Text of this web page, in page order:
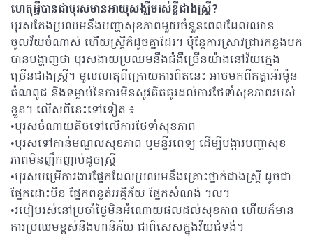
ហេតុអ្វីបានជាបុរសមានអាយុសង្ឃឹមរស់ខ្លីជាងស្រ្តី?
បុរសតែងប្រឈមនឹងបញ្ហាសុខភាពមួយចំនួនពេលដែលឈាន
ចូលវ័យចំណាស់ ហើយស្រ្តីក៏ដូចគ្នាដែរ។ ប៉ុន្តែការស្រាវជ្រាវកន្លងមក
បានបង្ហាញថា បុរសងាយប្រឈមនឹងជំងឺច្រើនយ៉ាងនៅវ័យក្មេង
ច្រើនជាងស្រ្តី។ មូលហេតុពីក្រោយការពិតនេះ អាចមកពីកត្តាអ័រម៉ូន
តំណពូជ និងទម្លាប់នៃការមិនសូវគិតគូរដល់ការថែទាំសុខភាពរបស់
ខ្លួន។ លើសពីនេះទៅទៀត ៖
•បុរសចំណាយតិចទៅលើការថែទាំសុខភាព
•បុរសទៅកាន់មណ្ឌលសុខភាព ឬមន្ទីរពេទ្យ ដើម្បីបង្ការបញ្ហាសុខ
ភាពមិនញឹកញាប់ដូចស្រ្តី
•បុរសបម្រើការងារផ្នែកដែលប្រឈមនឹងគ្រោះថ្នាក់ជាងស្រ្តី ដូចជា
ផ្នែកដោះមីន ផ្នែកពន្លត់អគ្គីភ័យ ផ្នែកសំណង់ ។ល។
•របៀបរស់នៅប្រចាំថ្ងៃមិនអំណោយផលដល់សុខភាព ហើយក៏មាន
ការប្រឈមខ្ពស់នឹងហានិភ័យ ជាពិសេសក្នុងវ័យជំទង់។